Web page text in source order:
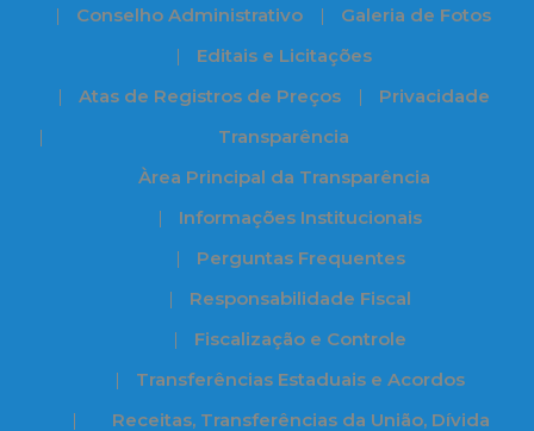
Conselho Administrativo
Galeria de Fotos
Editais e Licitações
Atas de Registros de Preços
Privacidade
Transparência
Àrea Principal da Transparência
Informações Institucionais
Perguntas Frequentes
Responsabilidade Fiscal
Fiscalização e Controle
Transferências Estaduais e Acordos
Receitas, Transferências da União, Dívida